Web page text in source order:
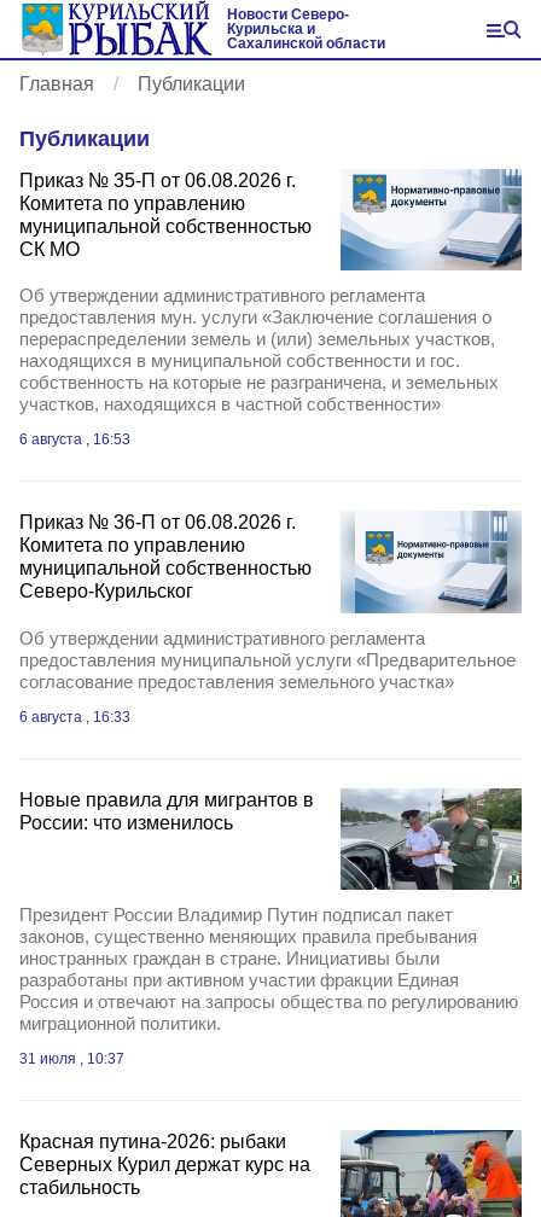
Новости Северо-
Курильска и
Сахалинской области
Главная Публикации
Публикации
Приказ № 35-П от 06.08.2026 г.
Комитета по управлению
муниципальной собственностью
СК МО
Об утверждении административного регламента
предоставления мун. услуги «Заключение соглашения о
перераспределении земель и (или) земельных участков,
находящихся в муниципальной собственности и гос.
собственность на которые не разграничена, и земельных
участков, находящихся в частной собственности»
6 августа , 16:53
Приказ № 36-П от 06.08.2026 г.
Комитета по управлению
муниципальной собственностью
Северо-Курильског
Об утверждении административного регламента
предоставления муниципальной услуги «Предварительное
согласование предоставления земельного участка»
6 августа , 16:33
Новые правила для мигрантов в
России: что изменилось
Президент России Владимир Путин подписал пакет
законов, существенно меняющих правила пребывания
иностранных граждан в стране. Инициативы были
разработаны при активном участии фракции Единая
Россия и отвечают на запросы общества по регулированию
миграционной политики.
31 июля , 10:37
Красная путина‑2026: рыбаки
Северных Курил держат курс на
стабильность